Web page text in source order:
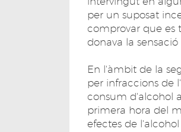
per un suposat
comprovar que es
donava la
En l'àmbit de la
per infraccions de
consum d'alcohol
primera hora del
efectes de